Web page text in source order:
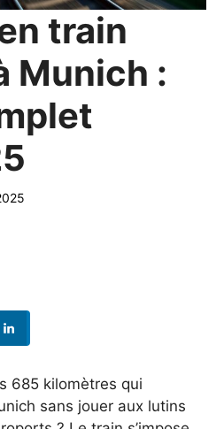
train
Munich :
685 kilomètres qui
sans jouer aux lutins